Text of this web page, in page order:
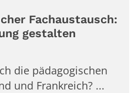
Fachaustausch:
gestalten
die pädagogischen
und Frankreich? ...